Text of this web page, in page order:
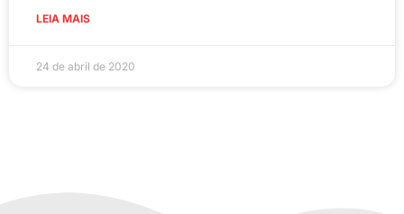
LEIA MAIS
24 de abril de 2020